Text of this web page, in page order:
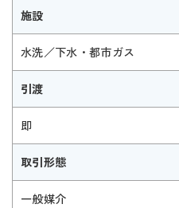
施設
水洗／下水・都市ガス
引渡
即
取引形態
一般媒介